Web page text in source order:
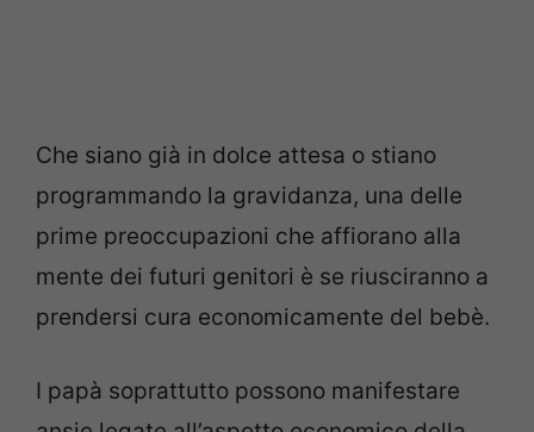
Che siano già in dolce attesa o stiano
programmando la gravidanza, una delle
prime preoccupazioni che affiorano alla
mente dei futuri genitori è se riusciranno a
prendersi cura economicamente del bebè.
I papà soprattutto possono manifestare